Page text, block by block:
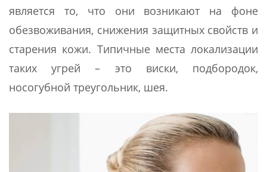
является то, что они возникают на фоне
обезвоживания, снижения защитных свойств и
старения кожи. Типичные места локализации
таких угрей – это виски, подбородок,
носогубной треугольник, шея.